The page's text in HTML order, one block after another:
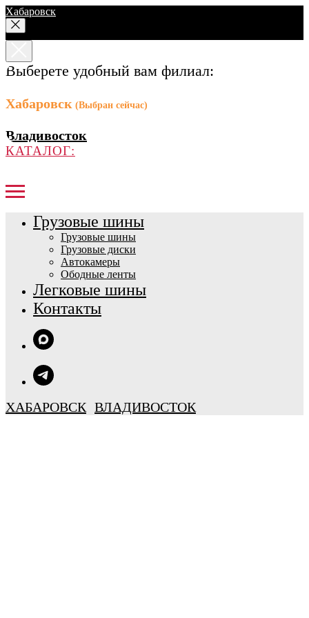
Хабаровск
Выберете удобный вам филиал:
Хабаровск (Выбран сейчас)
Владивосток
КАТАЛОГ:
Грузовые шины
Грузовые шины
Грузовые диски
Автокамеры
Ободные ленты
Легковые шины
Контакты
ХАБАРОВСК ВЛАДИВОСТОК